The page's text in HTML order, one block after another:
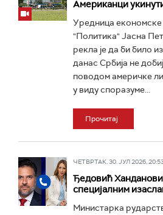
Американци
Уредница економске
"Политика" Јасна
рекла је да би било
данас Србија не
поводом америчке
у виду споразуме...
Прочитај
ЧЕТВРТАК, 30. ЈУЛ 2026,
Ђедовић
специјалним
Министарка